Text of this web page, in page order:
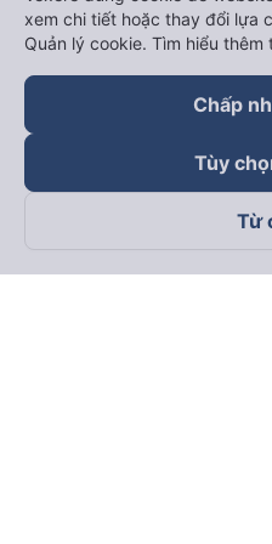
Hà Nội đi Sa Pa
Đà Nẵng đi Hội An
xem chi tiết hoặc thay đổi lựa
Quản lý cookie. Tìm hiểu thêm
Chấp
Tùy
Từ